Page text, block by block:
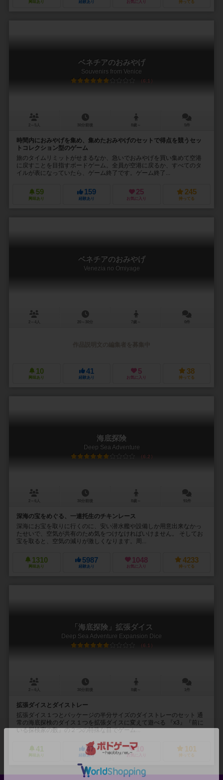
興味あり 経験あり お気に入り 持ってる
ベネチアのおみやげ
Souvenirs from Venice
6.1
2～5人 30分前後 5件
時間内におみやげを集め、集めたおみやげのセットで得点を競うセッ
トコレクション型のゲーム
旅のタイムリミットがせまるなか、急いでおみやげを買い集めて空港
に戻すことを目指すボードゲーム。全員が空港に戻るか、すべてのタ
イルが表になっていたら、ゲーム終了です。ゲーム終了...
59
興味あり
159
経験あり
25
お気に入り
245
持ってる
ベネチアのおみやげ
Venezia no Omiyage
2～4人 20～30分 7歳～ 0件
10
興味あり
41
経験あり
5
お気に入り
38
持ってる
海底探険
Deep Sea Adventure
6.2
2～6人 30分前後 91件
深海の宝をめぐる、一連托生のチキンレース
深海にお宝を取りに行くのに、安い潜水艦や設備しか用意出来なかっ
たせいで、空気が共有のため気をつけなければいけません。 そしてお
宝を取ると、空気の減りが激しくなります。周...
1310
興味あり
5987
経験あり
1048
お気に入り
4233
持ってる
「海底探険」拡張ダイス
Deep Sea Adventure Expansion Dice
6.1
2～6人 30分前後 1件
拡張ダイスとダイストレー
拡張ダイス１つとパッケージの半分サイズのダイストレーのセット 通
常の海底探検のダイス１つを拡張ダイスに変えて遊べる 『x3』『前に
いる探検家の数』の２つの特殊な目でゲーム...
41
興味あり
47
経験あり
10
お気に入り
101
持ってる